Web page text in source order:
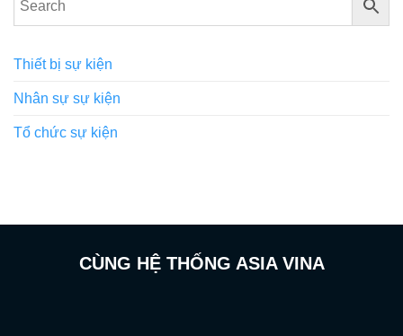
Thiết bị sự kiện
Nhân sự sự kiện
Tổ chức sự kiện
CÙNG HỆ THỐNG ASIA VINA